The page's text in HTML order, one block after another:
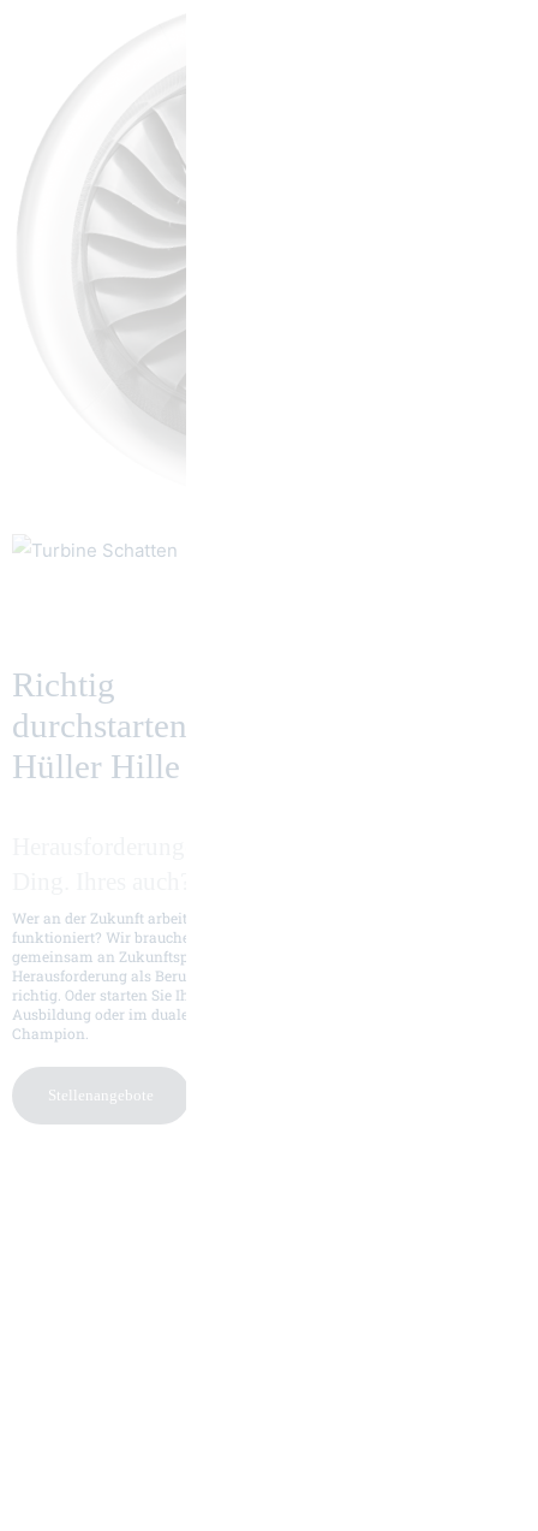
Richtig
durchstarten bei
Hüller Hille
Wer an der Zukunft arbeitet, hat Großes vor. Wissen Sie, wie Präzision
funktioniert? Wir brauchen Könner und Individualisten, die im Team
gemeinsam an Zukunftsprojekten tüfteln. Suchen Sie diese
Herausforderung als Berufserfahrener? Dann sind Sie bei uns genau
richtig. Oder starten Sie Ihre Karriere im Maschinenbau bei einer
Ausbildung oder im dualen Studium. Kommen Sie zum Zerspanungs-
Champion.
Stellenangebote